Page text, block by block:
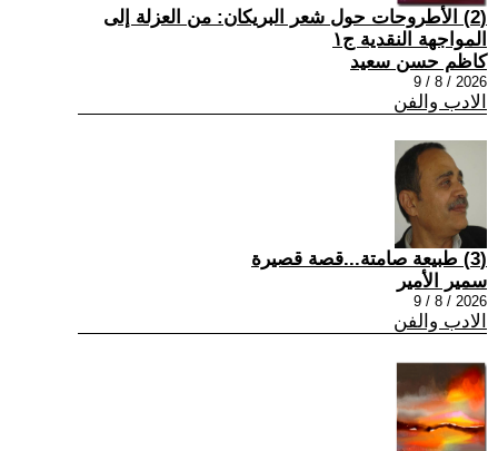
(2) الأطروحات حول شعر البريكان: من العزلة إلى
المواجهة النقدية ج١
كاظم حسن سعيد
2026 / 8 / 9
الادب والفن
(3) طبيعة صامتة...قصة قصيرة
سمير الأمير
2026 / 8 / 9
الادب والفن